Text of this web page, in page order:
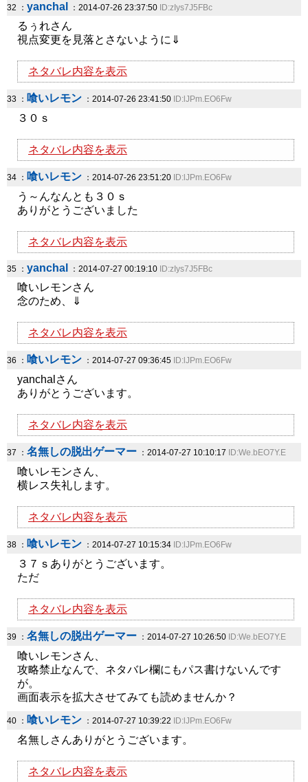
32 ： yanchal ：2014-07-26 23:37:50 ID:zIys7J5FBc
るぅれさん
視点変更を見落とさないように⇓
ネタバレ内容を表示
33 ： 喰いレモン ：2014-07-26 23:41:50 ID:lJPm.EO6Fw
３０ｓ
ネタバレ内容を表示
34 ： 喰いレモン ：2014-07-26 23:51:20 ID:lJPm.EO6Fw
う～んなんとも３０ｓ
ありがとうございました
ネタバレ内容を表示
35 ： yanchal ：2014-07-27 00:19:10 ID:zIys7J5FBc
喰いレモンさん
念のため、⇓
ネタバレ内容を表示
36 ： 喰いレモン ：2014-07-27 09:36:45 ID:lJPm.EO6Fw
yanchalさん
ありがとうございます。
ネタバレ内容を表示
37 ： 名無しの脱出ゲーマー ：2014-07-27 10:10:17 ID:We.bEO7Y.E
喰いレモンさん、
横レス失礼します。
ネタバレ内容を表示
38 ： 喰いレモン ：2014-07-27 10:15:34 ID:lJPm.EO6Fw
３７ｓありがとうございます。
ただ
ネタバレ内容を表示
39 ： 名無しの脱出ゲーマー ：2014-07-27 10:26:50 ID:We.bEO7Y.E
喰いレモンさん、
攻略禁止なんで、ネタバレ欄にもパス書けないんです
が。
画面表示を拡大させてみても読めませんか？
40 ： 喰いレモン ：2014-07-27 10:39:22 ID:lJPm.EO6Fw
名無しさんありがとうございます。
ネタバレ内容を表示